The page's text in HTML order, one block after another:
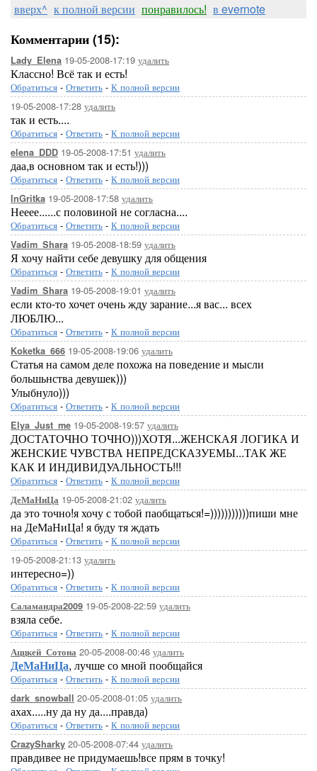
вверх^ к полной версии понравилось! в evernote
Комментарии (15):
Lady_Elena 19-05-2008-17:19 удалить
Классно! Всё так и есть!
Обратиться - Ответить - К полной версии
19-05-2008-17:28 удалить
так и есть....
Обратиться - Ответить - К полной версии
elena_DDD 19-05-2008-17:51 удалить
даа,в основном так и есть!)))
Обратиться - Ответить - К полной версии
InGritka 19-05-2008-17:58 удалить
Нееее......с половиной не согласна....
Обратиться - Ответить - К полной версии
Vadim_Shara 19-05-2008-18:59 удалить
Я хочу найти себе девушку для общения
Обратиться - Ответить - К полной версии
Vadim_Shara 19-05-2008-19:01 удалить
если кто-то хочет очень жду зарание...я вас... всех
ЛЮБЛЮ...
Обратиться - Ответить - К полной версии
Koketka_666 19-05-2008-19:06 удалить
Статья на самом деле похожа на поведение и мысли
большьнства девушек)))
Улыбнуло)))
Обратиться - Ответить - К полной версии
Elya_Just_me 19-05-2008-19:57 удалить
ДОСТАТОЧНО ТОЧНО)))ХОТЯ...ЖЕНСКАЯ ЛОГИКА И
ЖЕНСКИЕ ЧУВСТВА НЕПРЕДСКАЗУЕМЫ...ТАК ЖЕ
КАК И ИНДИВИДУАЛЬНОСТЬ!!!
Обратиться - Ответить - К полной версии
ДеМаНиЦа 19-05-2008-21:02 удалить
да это точно!я хочу с тобой паобщаться!=)))))))))))пиши мне
на ДеМаНиЦа! я буду тя ждать
Обратиться - Ответить - К полной версии
19-05-2008-21:13 удалить
интересно=))
Обратиться - Ответить - К полной версии
Саламандра2009 19-05-2008-22:59 удалить
взяла себе.
Обратиться - Ответить - К полной версии
Аццкей_Сотона 20-05-2008-00:46 удалить
ДеМаНиЦа, лучше со мной пообщайся
Обратиться - Ответить - К полной версии
dark_snowball 20-05-2008-01:05 удалить
ахах.....ну да ну да....правда)
Обратиться - Ответить - К полной версии
CrazySharky 20-05-2008-07:44 удалить
правдивее не придумаешь!все прям в точку!